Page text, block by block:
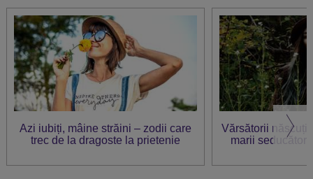
Azi iubiți, mâine străini – zodii care
trec de la dragoste la prietenie
Vărsătorii născuți
marii